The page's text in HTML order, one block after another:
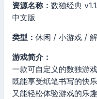
资源名称： 数独经典
中文版
类型： 休闲 / 小游戏 /
游戏简介：
一款可自定义的数独游戏
既能享受纸笔书写的快乐
又能轻松体验游戏的乐趣